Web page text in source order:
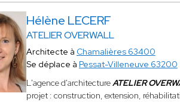
Hélène LECERF
ATELIER OVERWALL
Architecte à Chamalières 63400
Se déplace à Pessat-Villeneuve 63200
L'agence d'architectureATELIER
projet : construction, extension,